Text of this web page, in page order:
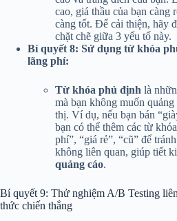
cao, giá thầu của bạn càng
càng tốt. Để cải thiện, hãy
chặt chẽ giữa 3 yếu tố này.
Bí quyết 8: Sử dụng từ khóa
lãng phí:
Từ khóa phủ định là
mà bạn không muốn
thị. Ví dụ, nếu bạn bán
bạn có thể thêm các từ
phí”, “giá rẻ”, “cũ” để
không liên quan, giúp tiết
quảng cáo.
Bí quyết 9: Thử nghiệm A/B Testing
thức chiến thắng